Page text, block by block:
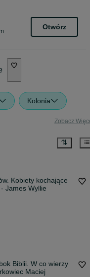
Otwórz
Kolonia
Zobacz
Kobiety kochające
James Wyllie
Biblii. W co wierzy
Maciej